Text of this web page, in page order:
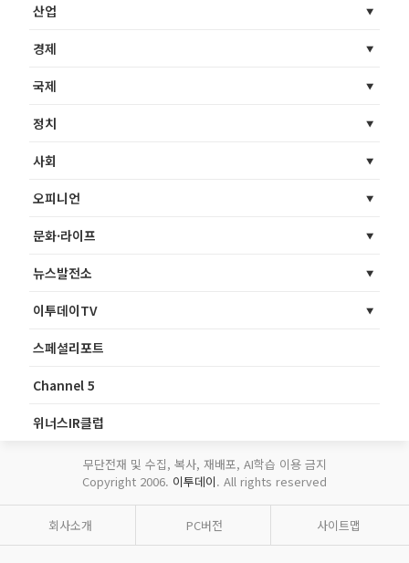
산업
경제
국제
정치
사회
오피니언
문화·라이프
뉴스발전소
이투데이TV
스페셜리포트
Channel 5
위너스IR클럽
무단전재 및 수집, 복사, 재배포, AI학습 이용 금지
Copyright 2006. 이투데이. All rights reserved
회사소개 PC버전 사이트맵